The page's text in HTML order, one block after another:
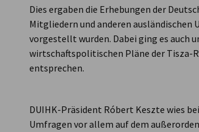
Dies ergaben die Erhebungen der
Mitgliedern und anderen ausländischen
vorgestellt wurden. Dabei ging es auch
wirtschaftspolitischen Pläne der Tisza-
entsprechen.
DUIHK-Präsident Róbert Keszte wies
Umfragen vor allem auf dem